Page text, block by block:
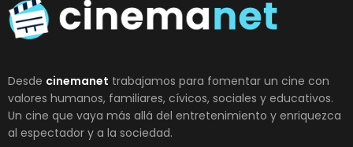
Desde cinemanet trabajamos para fomentar un cine con
valores humanos, familiares, cívicos, sociales y educativos.
Un cine que vaya más allá del entretenimiento y enriquezca
al espectador y a la sociedad.